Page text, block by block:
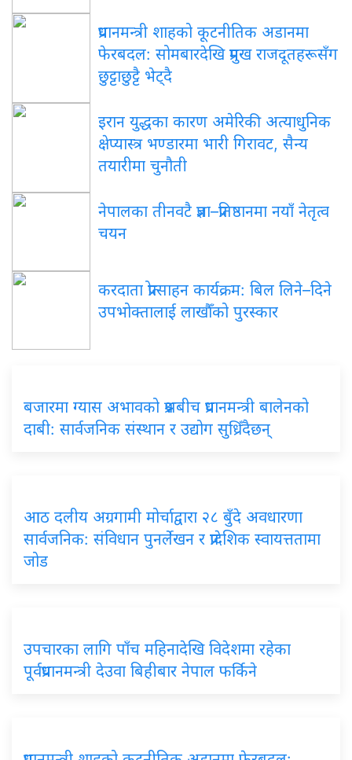
प्रधानमन्त्री शाहको कूटनीतिक अडानमा
फेरबदल: सोमबारदेखि प्रमुख राजदूतहरूसँग
छुट्टाछुट्टै भेट्दै
इरान युद्धका कारण अमेरिकी अत्याधुनिक
क्षेप्यास्त्र भण्डारमा भारी गिरावट, सैन्य
तयारीमा चुनौती
नेपालका तीनवटै प्रज्ञा–प्रतिष्ठानमा नयाँ नेतृत्व
चयन
करदाता प्रोत्साहन कार्यक्रम: बिल लिने–दिने
उपभोक्तालाई लाखौँको पुरस्कार
बजारमा ग्यास अभावको प्रश्नबीच प्रधानमन्त्री बालेनको
दाबी: सार्वजनिक संस्थान र उद्योग सुध्रिँदैछन्
आठ दलीय अग्रगामी मोर्चाद्वारा २८ बुँदे अवधारणा
सार्वजनिक: संविधान पुनर्लेखन र प्रादेशिक स्वायत्ततामा
जोड
उपचारका लागि पाँच महिनादेखि विदेशमा रहेका
पूर्वप्रधानमन्त्री देउवा बिहीबार नेपाल फर्किने